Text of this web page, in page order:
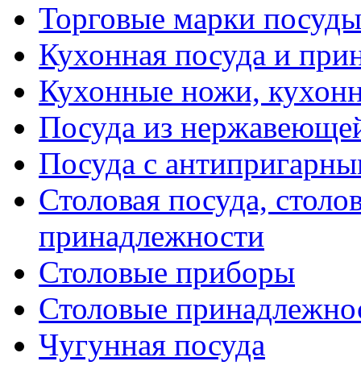
Торговые марки посуды
Кухонная посуда и
Кухонные ножи,
Посуда из
Посуда с
Столовая посуда,
принадлежности
Столовые приборы
Столовые
Чугунная посуда